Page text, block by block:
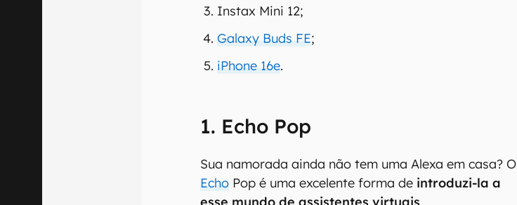
Instax Mini 12;
Galaxy Buds FE;
iPhone 16e.
1. Echo Pop
Sua namorada ainda não tem uma Alexa em casa? O
Echo Pop é uma excelente forma de introduzi-la a
esse mundo de assistentes virtuais.